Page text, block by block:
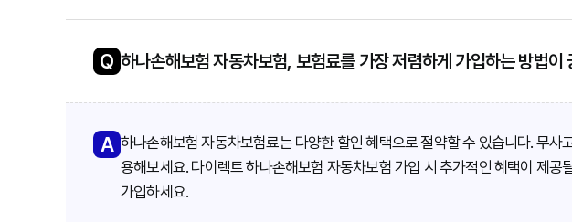
Q 하나손해보험 자동차보험, 보험료를 가장 저렴하게 가입하는 방법
A 하나손해보험 자동차보험료는 다양한 할인 혜택으로 절약할 수 있습니다. 무
용해보세요. 다이렉트 하나손해보험 자동차보험 가입 시 추가적인 혜택이 제
가입하세요.